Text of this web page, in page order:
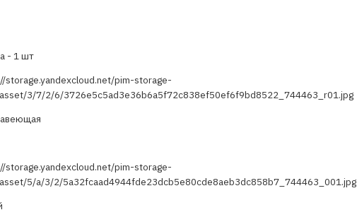
- 1 шт
storage.yandexcloud.net/pim-storage-
3/7/2/6/3726e5c5ad3e36b6a5f72c838ef50ef6f9bd8522_744463_r01.jpg
storage.yandexcloud.net/pim-storage-
5/a/3/2/5a32fcaad4944fde23dcb5e80cde8aeb3dc858b7_744463_001.jpg